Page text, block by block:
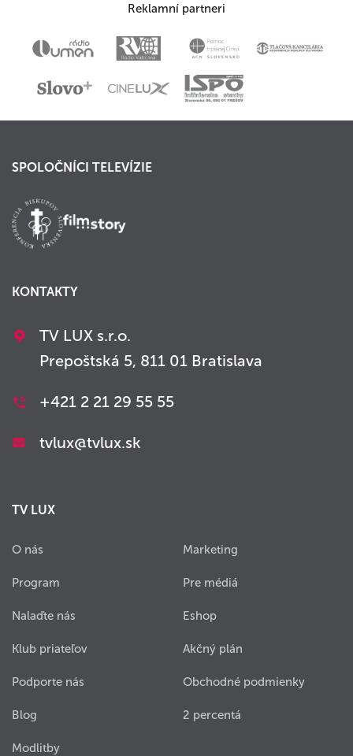
Reklamní partneri
SPOLOČNÍCI TELEVÍZIE
KONTAKTY
TV LUX s.r.o.
Prepoštská 5, 811 01 Bratislava
+421 2 21 29 55 55
tvlux@tvlux.sk
TV LUX
O nás
Program
Nalaďte nás
Klub priateľov
Podporte nás
Blog
Modlitby
Marketing
Pre médiá
Eshop
Akčný plán
Obchodné podmienky
2 percentá